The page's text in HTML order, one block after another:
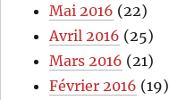
Mai 2016 (22)
Avril 2016 (25)
Mars 2016 (21)
Février 2016 (19)